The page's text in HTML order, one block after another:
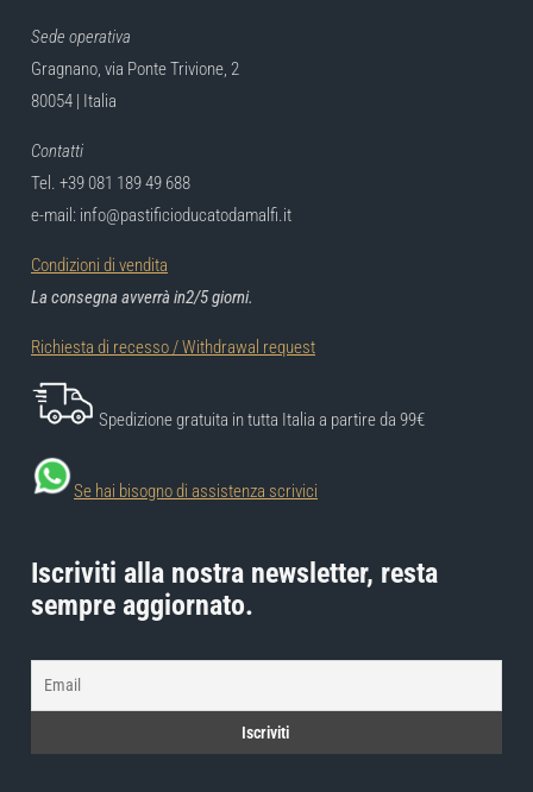
Sede operativa
Gragnano, via Ponte Trivione, 2
80054 | Italia
Contatti
Tel. +39 081 189 49 688
e-mail: info@pastificioducatodamalfi.it
Condizioni di vendita
La consegna avverrà in2/5 giorni.
Richiesta di recesso / Withdrawal request
Spedizione gratuita in tutta Italia a partire da 99€
Se hai bisogno di assistenza scrivici
Iscriviti alla nostra newsletter, resta
sempre aggiornato.